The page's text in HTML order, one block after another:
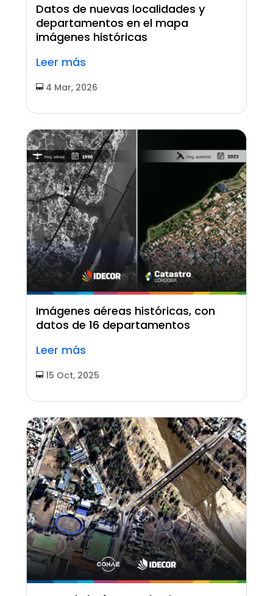
Datos de nuevas localidades y
departamentos en el mapa
imágenes históricas
Leer más
4 Mar, 2026
Imágenes aéreas históricas, con
datos de 16 departamentos
Leer más
15 Oct, 2025